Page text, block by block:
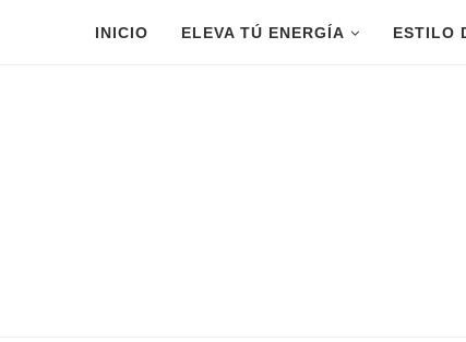
INICIO ELEVA TÚ ENERGÍA ESTILO